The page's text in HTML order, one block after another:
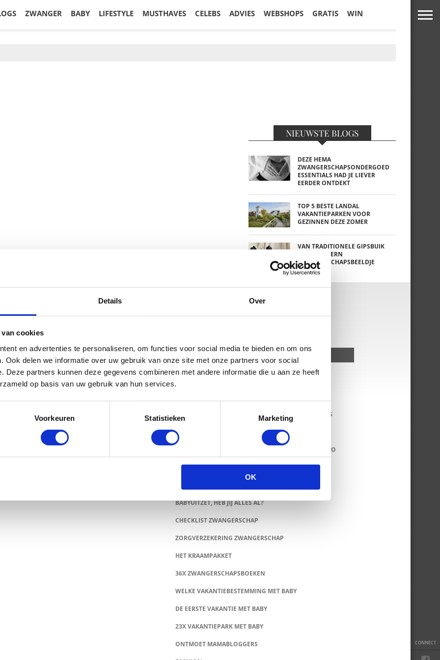
Details Over
cookies
en advertenties te personaliseren, om functies voor social media te bieden en om ons
Ook delen we informatie over uw gebruik van onze site met onze partners voor social
Deze partners kunnen deze gegevens combineren met andere informatie die u aan ze heeft
op basis van uw gebruik van hun services.
Voorkeuren Statistieken Marketing
OK
CONNECT
ZWANGER BABY LIFESTYLE MUSTHAVES CELEBS ADVIES WEBSHOPS GRATIS WIN
NIEUWSTE BLOGS
DEZE HEMA
ZWANGERSCHAPSONDERGOED
ESSENTIALS HAD JE LIEVER
EERDER ONTDEKT
TOP 5 BESTE LANDAL
VAKANTIEPARKEN VOOR
GEZINNEN DEZE ZOMER
VAN TRADITIONELE GIPSBUIK
NAAR MODERN
ZWANGERSCHAPSBEELDJE
BLOGS
HEMA ZWANGERSCHAPSONDERGOED ESSENTIALS HAD
EERDER ONTDEKT
BESTE LANDAL VAKANTIEPARKEN VOOR GEZINNEN
GIPSBUIK NAAR MODERN
BUITENSPEELGOED VEROVERT DEZE ZOMER
TUINEN
BIJ PRÉNATAL: SHOP NU TOT 50% KORTING
53X BABY MERKKLEDING SALE EN OUTLET WEBSHOPS
GRATIS BABYDOZEN EN ZWANGERSCHAPSBOXEN
40X BABY ROMPERS: LEUKE HIPPE ROMPERTJES & INFO
Z8 SALE & OUTLET TIPS
BABYUITZET, HEB JIJ ALLES AL?
CHECKLIST ZWANGERSCHAP
ZORGVERZEKERING ZWANGERSCHAP
HET KRAAMPAKKET
36X ZWANGERSCHAPSBOEKEN
WELKE VAKANTIEBESTEMMING MET BABY
DE EERSTE VAKANTIE MET BABY
23X VAKANTIEPARK MET BABY
ONTMOET MAMABLOGGERS